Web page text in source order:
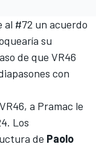
al #72 un acuerdo
su
de que VR46
con
a Pramac le
Los
de Paolo